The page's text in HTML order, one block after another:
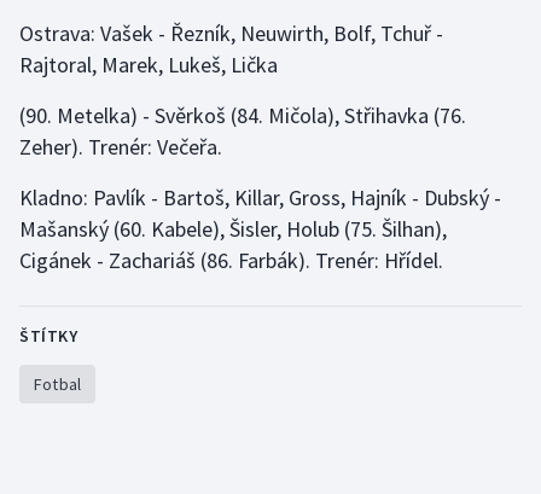
Short track
Stolní tenis
Triatlon
Veslování
Vodní slalom
Volejbal
Ostrava: Vašek - Řezník, Neuwirth, Bolf, Tchuř -
Rajtoral, Marek, Lukeš, Lička
(90. Metelka) - Svěrkoš (84. Mičola), Střihavka (76.
Zeher). Trenér: Večeřa.
Kladno: Pavlík - Bartoš, Killar, Gross, Hajník - Dubský -
Mašanský (60. Kabele), Šisler, Holub (75. Šilhan),
Cigánek - Zachariáš (86. Farbák). Trenér: Hřídel.
ŠTÍTKY
Fotbal